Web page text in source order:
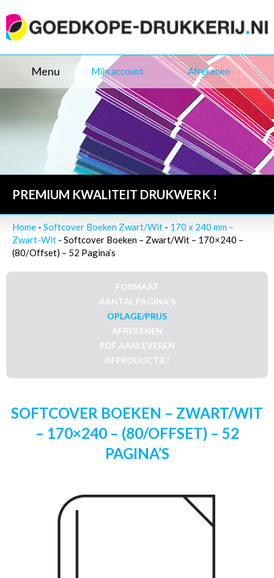
Menu Mijn account Afrekenen
PREMIUM KWALITEIT DRUKWERK !
Home - Softcover Boeken Zwart/Wit - 170 x 240 mm –
Zwart-Wit - Softcover Boeken – Zwart/Wit – 170×240 –
(80/Offset) – 52 Pagina’s
FORMAAT
AANTAL PAGINA'S
OPLAGE/PRIJS
AFREKENEN
PDF AANLEVEREN
IN PRODUCTIE!
SOFTCOVER BOEKEN – ZWART/WIT
– 170×240 – (80/OFFSET) – 52
PAGINA’S